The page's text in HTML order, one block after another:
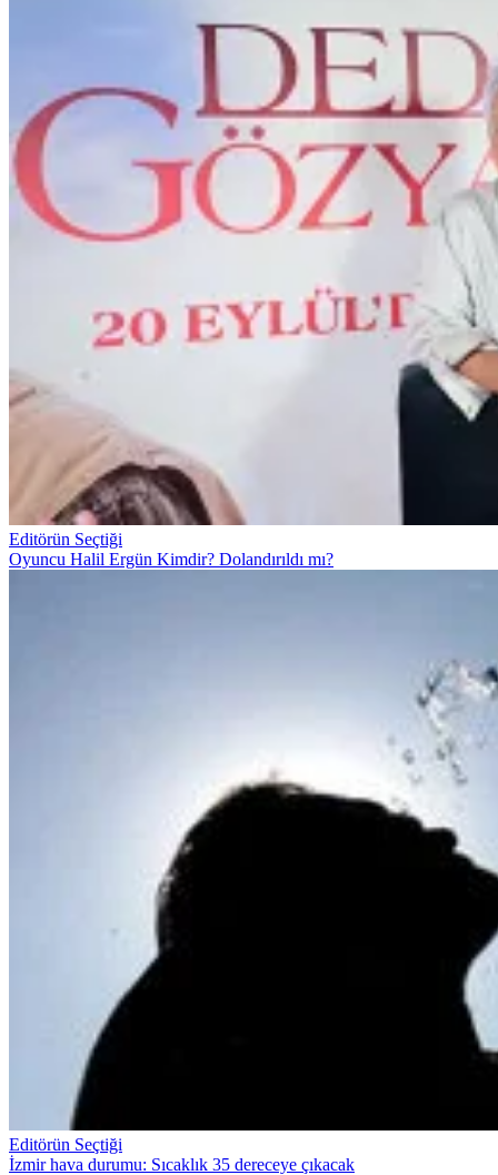
Editörün Seçtiği
Oyuncu Halil Ergün Kimdir? Dolandırıldı mı?
Editörün Seçtiği
İzmir hava durumu: Sıcaklık 35 dereceye çıkacak